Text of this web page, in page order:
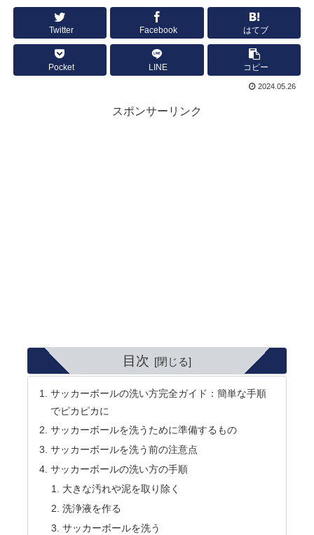
Twitter Facebook はてブ
Pocket LINE コピー
2024.05.26
スポンサーリンク
目次
サッカーボールの洗い方完全ガイド：簡単な手順
でピカピカに
サッカーボールを洗うために準備するもの
サッカーボールを洗う前の注意点
サッカーボールの洗い方の手順
大きな汚れや泥を取り除く
洗浄液を作る
サッカーボールを洗う